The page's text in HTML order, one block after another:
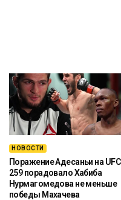
НОВОСТИ
Поражение Адесаньи на UFC
259 порадовало Хабиба
Нурмагомедова не меньше
победы Махачева